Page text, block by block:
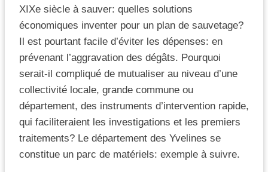
XIXe siècle à sauver: quelles solutions
économiques inventer pour un plan de sauvetage?
Il est pourtant facile d’éviter les dépenses: en
prévenant l’aggravation des dégâts. Pourquoi
serait-il compliqué de mutualiser au niveau d’une
collectivité locale, grande commune ou
département, des instruments d’intervention rapide,
qui faciliteraient les investigations et les premiers
traitements? Le département des Yvelines se
constitue un parc de matériels: exemple à suivre.